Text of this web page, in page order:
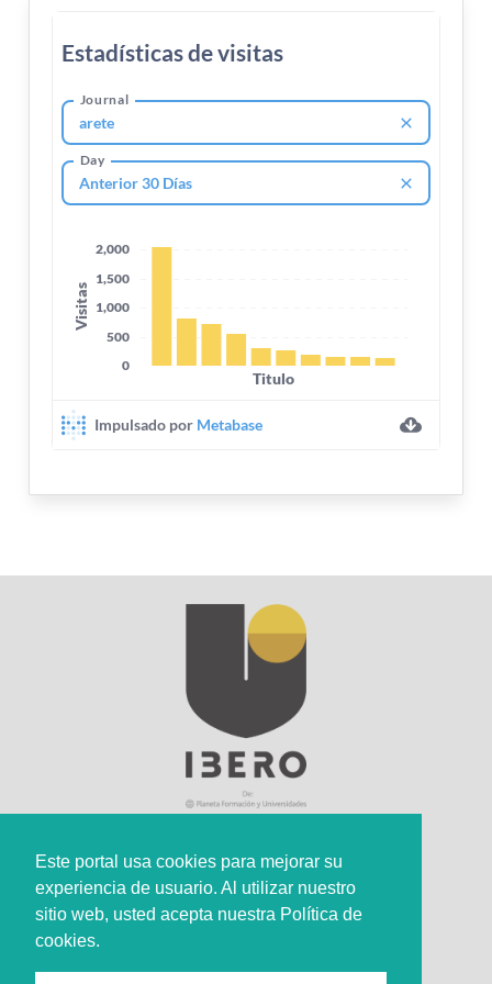
Este portal usa cookies para mejorar su
experiencia de usuario. Al utilizar nuestro
sitio web, usted acepta nuestra Política de
cookies.
Sede Principal
Calle 67 #5-27; Bogotá, Colombia.